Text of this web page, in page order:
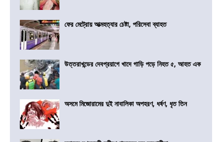
ফের মেট্রোয় আত্মহত্যার চেষ্টা, পরিসেবা ব্যাহত
উত্তরাখন্ডের দেবপ্রয়াগে খাদে গাড়ি পড়ে নিহত ৫, আহত এক
অসমে মিজোরামের দুই নাবালিকা অপহরণ, ধর্ষণ, ধৃত তিন